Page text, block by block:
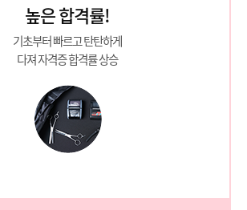
높은 합격률!
기초부터 빠르고 탄탄하게
다져 자격증 합격률 상승